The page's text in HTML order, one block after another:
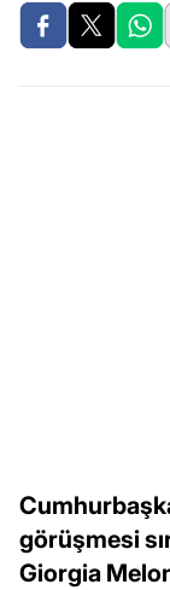
görüşmesi
Giorgia